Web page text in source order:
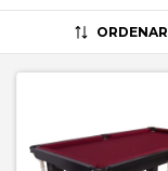
ORDENAR